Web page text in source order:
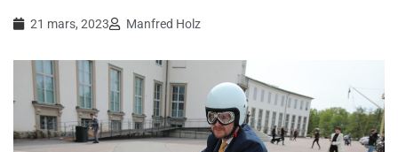
21 mars, 2023 Manfred Holz